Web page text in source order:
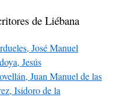
de Liébana
José Manuel
Jesús
Juan Manuel de las
Isidoro de la